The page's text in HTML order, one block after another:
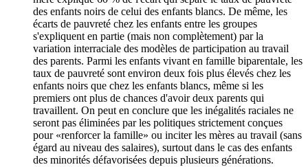
des enfants noirs de celui des enfants blancs. De même, les
écarts de pauvreté chez les enfants entre les groupes
s'expliquent en partie (mais non complètement) par la
variation interraciale des modèles de participation au travail
des parents. Parmi les enfants vivant en famille biparentale, les
taux de pauvreté sont environ deux fois plus élevés chez les
enfants noirs que chez les enfants blancs, même si les
premiers ont plus de chances d'avoir deux parents qui
travaillent. On peut en conclure que les inégalités raciales ne
seront pas éliminées par les politiques strictement conçues
pour «renforcer la famille» ou inciter les mères au travail (sans
égard au niveau des salaires), surtout dans le cas des enfants
des minorités défavorisées depuis plusieurs générations.